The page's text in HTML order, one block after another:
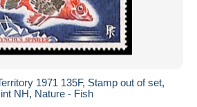
1971 135F, Stamp out of set,
NH, Nature - Fish